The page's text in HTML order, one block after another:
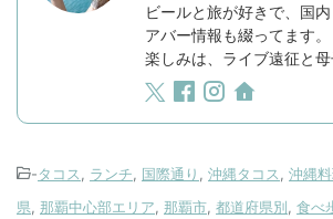
ビールと旅が好きで、国
アバー情報も綴ってます。
楽しみは、ライブ遠征と母
-タコス , ランチ, 国際通り , 沖縄タコス , 沖縄
県, 那覇中心部エリア, 那覇市, 都道府県別, 食べ